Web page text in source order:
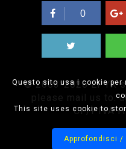
Questo sito usa i cookie
This site uses cookie to
Approfondisci /
0
© 2003-2026 EPYX
please mail us to:
CF/PIVA